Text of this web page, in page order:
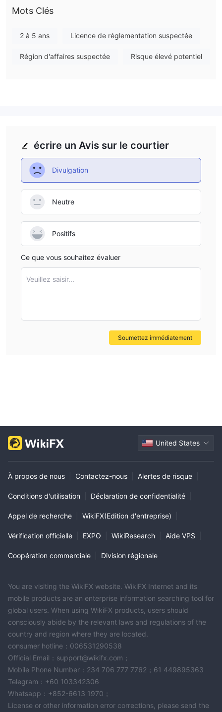
une licence LFSA pour les activités de courtage en argent.
l'e-mail, le téléphone et l'adresse sont différents de TVM Global
Options de dépôt
Service clientConclusion
En résumé, TVM Global n'est pas un bon choix pour le trading.
Bien qu'il propose quatre plateformes de trading, ses actifs de
trading sont limités. De plus, la régulation de TVM Global est
également suspecte. Les traders doivent être prudents
lorsqu'ils tradent.
TVM Global est-il sûr ?
TVM Global est-il recommandé pour les débutants ?
Non. Les frais de TVM Global ne sont pas mentionnés sur le site
Mots Clés
2 à 5 ans Licence de réglementation suspectée
Région d'affaires suspectée Risque élevé potentiel
écrire un Avis sur le courtier
Divulgation
Neutre
Positifs
Ce que vous souhaitez évaluer
Veuillez saisir...
Soumettez immédiatement
United States
À propos de nous Contactez-nous Alertes de risque
Conditions d'utilisation Déclaration de confidentialité
Appel de recherche WikiFX(Edition d'entreprise)
Vérification officielle EXPO WikiResearch Aide VPS
Coopération commerciale Division régionale
You are visiting the WikiFX website. WikiFX Internet and its
mobile products are an enterprise information searching tool for
global users. When using WikiFX products, users should
consciously abide by the relevant laws and regulations of the
country and region where they are located.
consumer hotline：006531290538
Official Email：support@wikifx.com；
Mobile Phone Number：234 706 777 7762；61 449895363
Telegram：+60 103342306
Whatsapp：+852-6613 1970；
License or other information error corrections, please send the